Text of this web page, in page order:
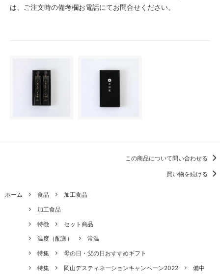
は、ご注文時の備考欄お電話にてお問合せください。
この商品について問い合わせる
買い物を続ける
ホーム 食品
加工食品
加工食品
特徴
セット商品
温度（配送）
常温
特集
母の日・父の日おすすめギフト
特集
岡山デスティネーションキャンペーン2022
備中